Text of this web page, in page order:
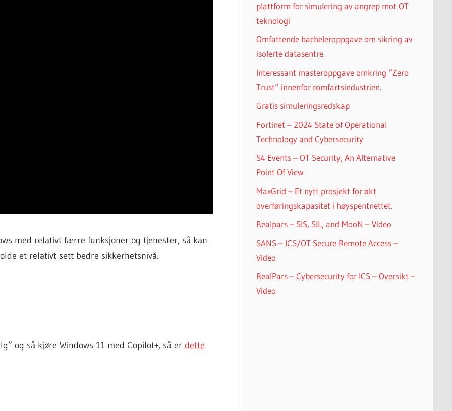
med relativt færre funksjoner og tjenester, så kan
et relativt sett bedre sikkerhetsnivå.
og så kjøre Windows 11 med Copilot+, så er dette
plattform for simulering av angrep mot OT
teknologi
Omfattende bacheleroppgave om sikring av
isolerte datasentre.
Interessant masteroppgave omkring “Zero
Trust” innenfor romfartsindustrien.
Gratis simuleringsredskap
Fortinet – 2024 State of Operational
Technology and Cybersecurity
S4 Events – OT Security, An Alternative
Point Of View
MaxGrid – Et nytt prosjekt for økt
overføringskapasitet i høyspentnettet.
Realpars – SIS, SIL, and MooN – Video
SANS – ICS/OT Secure Remote Access –
Video
RealPars – Cybersecurity for ICS – Oversikt –
Video